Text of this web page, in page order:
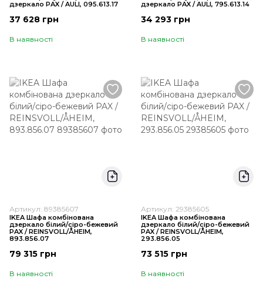
дзеркало PAX / AULI, 095.613.17
37 628 грн
В наявності
дзеркало PAX / AULI, 795.613.14
34 293 грн
В наявності
Артикул: 89385607
IKEA Шафа комбінована
дзеркало білий/сіро-бежевий
PAX / REINSVOLL/ÅHEIM,
893.856.07
79 315 грн
В наявності
Артикул: 29385605
IKEA Шафа комбінована
дзеркало білий/сіро-бежевий
PAX / REINSVOLL/ÅHEIM,
293.856.05
73 515 грн
В наявності